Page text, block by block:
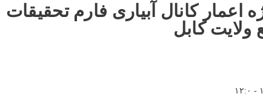
اعمار کانال آبیاری فارم تحقیقات
کابل